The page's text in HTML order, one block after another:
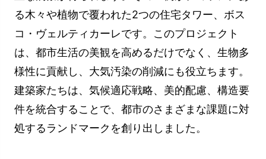
る木々や植物で覆われた2つの住宅タワー、ボス
コ・ヴェルティカーレです。このプロジェクト
は、都市生活の美観を高めるだけでなく、生物多
様性に貢献し、大気汚染の削減にも役立ちます。
建築家たちは、気候適応戦略、美的配慮、構造要
件を統合することで、都市のさまざまな課題に対
処するランドマークを創り出しました。